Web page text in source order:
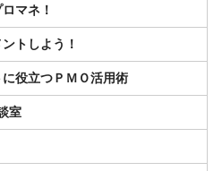
マネ！
トしよう！
役立つＰＭＯ活用術
室